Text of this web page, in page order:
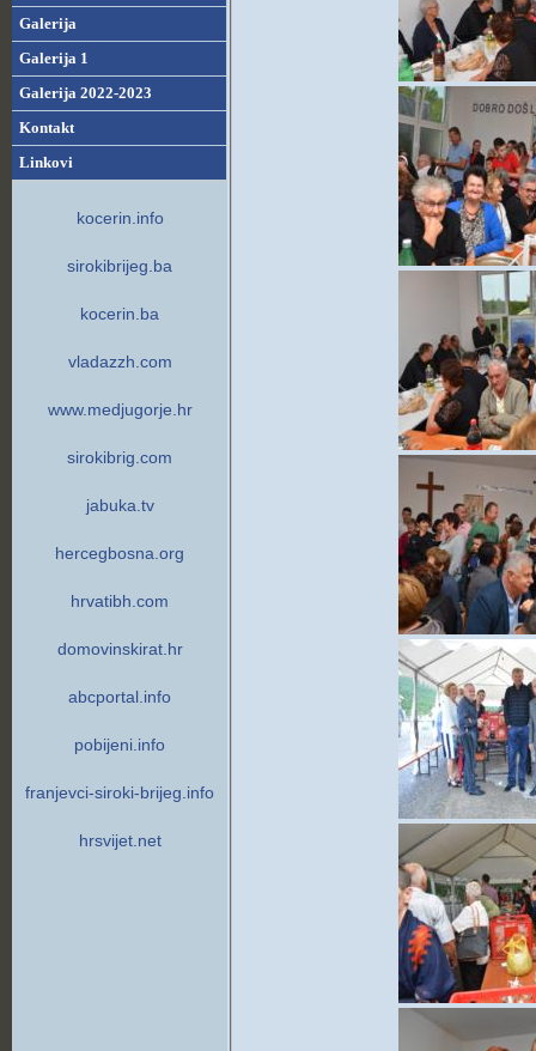
Galerija
Galerija 1
Galerija 2022-2023
Kontakt
Linkovi
kocerin.info
sirokibrijeg.ba
kocerin.ba
vladazzh.com
www.medjugorje.hr
sirokibrig.com
jabuka.tv
hercegbosna.org
hrvatibh.com
domovinskirat.hr
abcportal.info
pobijeni.info
franjevci-siroki-brijeg.info
hrsvijet.net